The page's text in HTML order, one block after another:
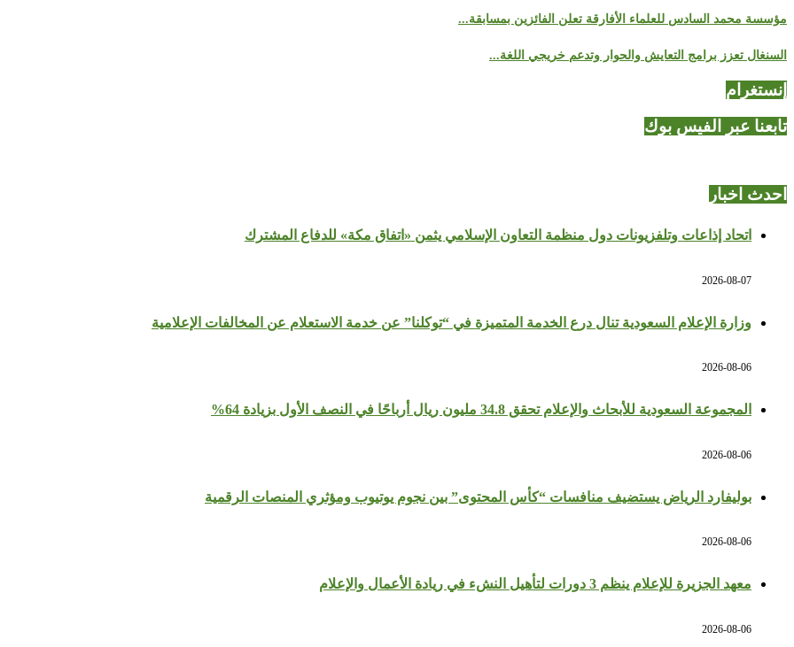
مؤسسة محمد السادس للعلماء الأفارقة تعلن الفائزين بمسابقة...
السنغال تعزز برامج التعايش والحوار وتدعم خريجي اللغة...
إنستغرام
تابعنا عبر الفيس بوك
احدث اخبار
اتحاد إذاعات وتلفزيونات دول منظمة التعاون الإسلامي يثمن «اتفاق مكة» للدفاع المشترك
2026-08-07
وزارة الإعلام السعودية تنال درع الخدمة المتميزة في “توكلنا” عن خدمة الاستعلام عن المخالفات الإعلامية
2026-08-06
المجموعة السعودية للأبحاث والإعلام تحقق 34.8 مليون ريال أرباحًا في النصف الأول بزيادة 64%
2026-08-06
بوليفارد الرياض يستضيف منافسات “كأس المحتوى” بين نجوم يوتيوب ومؤثري المنصات الرقمية
2026-08-06
معهد الجزيرة للإعلام ينظم 3 دورات لتأهيل النشء في ريادة الأعمال والإعلام
2026-08-06